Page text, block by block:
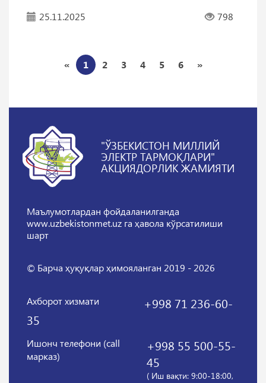
25.11.2025
798
« 1 2 3 4 5 6 »
"ЎЗБЕКИСТОН МИЛЛИЙ
ЭЛЕКТР ТАРМОҚЛАРИ"
АКЦИЯДОРЛИК ЖАМИЯТИ
Маълумотлардан фойдаланилганда
www.uzbekistonmet.uz га ҳавола кўрсатилиши
шарт
© Барча ҳуқуқлар ҳимояланган 2019 - 2026
Ахборот хизмати
+998 71 236-60-
35
Ишонч телефони (call
марказ)
+998 55 500-55-
45
( Иш вақти: 9:00-18:00,